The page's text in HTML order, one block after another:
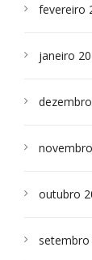
fevereiro
janeiro
outubro
setembro